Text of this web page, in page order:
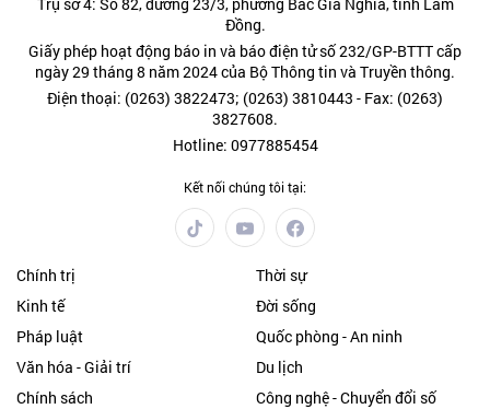
Đồng.
Giấy phép hoạt động báo in và báo điện tử số 232/GP-BTTT cấp
ngày 29 tháng 8 năm 2024 của Bộ Thông tin và Truyền thông.
Điện thoại: (0263) 3822473; (0263) 3810443 - Fax: (0263)
3827608.
Hotline: 0977885454
Kết nối chúng tôi tại:
Chính trị
Thời sự
Kinh tế
Đời sống
Pháp luật
Quốc phòng - An ninh
Văn hóa - Giải trí
Du lịch
Chính sách
Công nghệ - Chuyển đổi số